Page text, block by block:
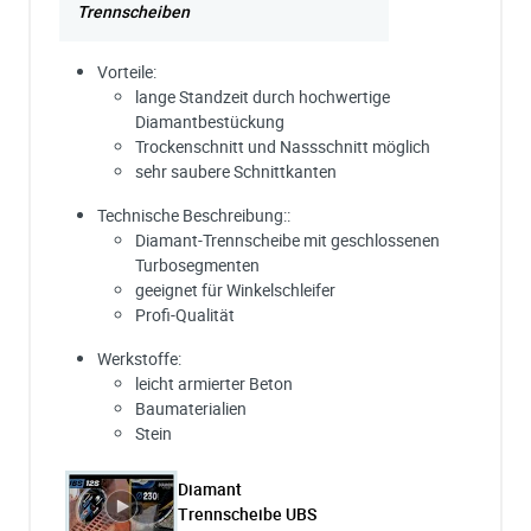
Trennscheiben
Vorteile:
lange Standzeit durch hochwertige
Diamantbestückung
Trockenschnitt und Nassschnitt möglich
sehr saubere Schnittkanten
Technische Beschreibung::
Diamant-Trennscheibe mit geschlossenen
Turbosegmenten
geeignet für Winkelschleifer
Profi-Qualität
Werkstoffe:
leicht armierter Beton
Baumaterialien
Stein
Diamant
Trennscheibe UBS